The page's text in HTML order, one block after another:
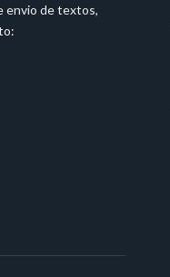
envio de textos,